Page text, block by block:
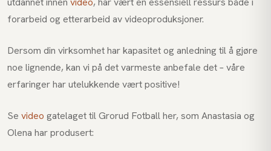
forarbeid og etterarbeid av videoproduksjoner.
Dersom din virksomhet har kapasitet og anledning til å gjøre
noe lignende, kan vi på det varmeste anbefale det – våre
erfaringer har utelukkende vært positive!
Se video gatelaget til Grorud Fotball her, som Anastasia og
Olena har produsert: